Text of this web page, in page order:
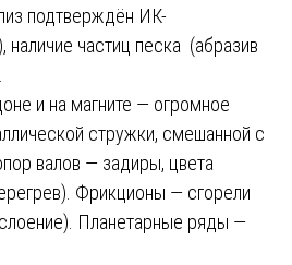
подтверждён ИК-
наличие частиц песка (абразив
и на магните — огромное
стружки, смешанной с
валов — задиры, цвета
Фрикционы — сгорели
Планетарные ряды —